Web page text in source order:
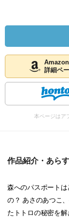
Amazon
詳細ペ
本ページはア
作品紹介・あら
森へのパスポート
の？ あさのあつこ
たトトロの秘密を解